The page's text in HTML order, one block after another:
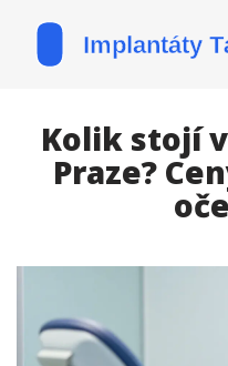
Kolik stojí
Praze?